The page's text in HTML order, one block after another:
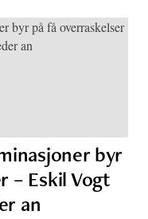
byr
– Eskil Vogt
an